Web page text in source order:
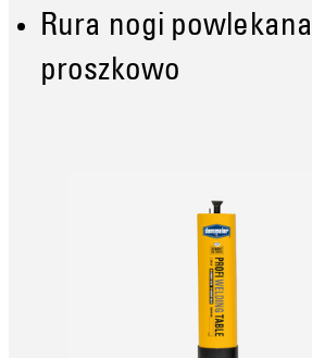
Rura nogi powlekana
proszkowo